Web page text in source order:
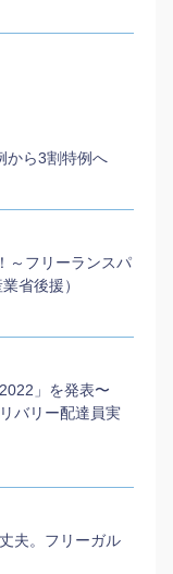
から3割特例へ
～フリーランスパ
省後援）
」を発表〜
バリー配達員実
夫。フリーガル